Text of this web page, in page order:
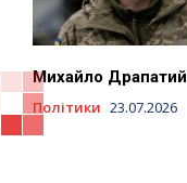
Михайло Драпатий
Політики 23.07.2026